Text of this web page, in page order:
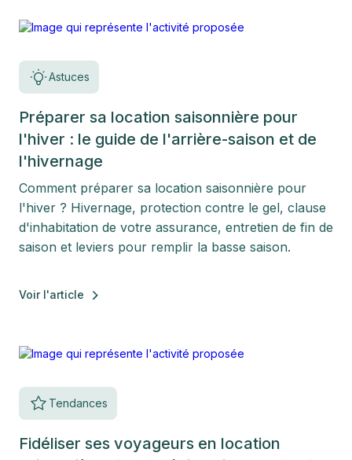
Astuces
Préparer sa location saisonnière pour
l'hiver : le guide de l'arrière-saison et de
l'hivernage
Comment préparer sa location saisonnière pour
l'hiver ? Hivernage, protection contre le gel, clause
d'inhabitation de votre assurance, entretien de fin de
saison et leviers pour remplir la basse saison.
Voir l'article
Tendances
Fidéliser ses voyageurs en location